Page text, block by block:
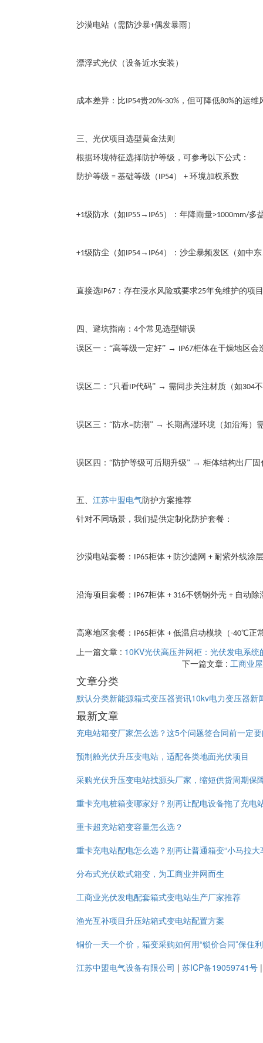
沙漠电站（需防沙暴+偶发暴雨）
漂浮式光伏（设备近水安装）
成本差异：比IP54贵20%-30% ，但可降低80%的运维
三、光伏项目选型黄金法则
根据环境特征选择防护等级，可参考以下公式：
防护等级 = 基础等级（ IP54） + 环境加权系数
+1级防水（如IP55→ IP65）：年降雨量>1000mm/多
+1级防尘（如IP54→ IP64）：沙尘暴频发区（如中
直接选IP67 ：存在浸水风险或要求25年免维护的项目
四、避坑指南： 4个常见选型错误
误区一： “高等级一定好” → IP67柜体在干燥地区会
误区二： “只看IP代码” → 需同步关注材质（如304
误区三： “防水=防潮” → 长期高湿环境（如沿海）
误区四： “防护等级可后期升级” → 柜体结构出厂
五、 江苏中盟电气防护方案推荐
针对不同场景，我们提供定制化防护套餐：
沙漠电站套餐： IP65柜体 + 防沙滤网 + 耐紫外线涂层
沿海项目套餐： IP67柜体 + 316不锈钢外壳 + 自动除
高寒地区套餐： IP65柜体 + 低温启动模块（-40℃正
上一篇文章 : 10KV光伏高压并网柜：光伏发电系统
下一篇文章 : 工商业
文章分类
默认分类新能源箱式变压器资讯10kv电力变压器新
最新文章
充电站箱变厂家怎么选？这5个问题签合同前一定
预制舱光伏升压变电站，适配各类地面光伏项目
采购光伏升压变电站找源头厂家，缩短供货周期保
重卡充电桩箱变哪家好？别再让配电设备拖了充电
重卡超充站箱变容量怎么选？
重卡充电站配电怎么选？别再让普通箱变“小马拉大
分布式光伏欧式箱变，为工商业并网而生
工商业光伏发电配套箱式变电站生产厂家推荐
渔光互补项目升压站箱式变电站配置方案
铜价一天一个价，箱变采购如何用“锁价合同”保住
江苏中盟电气设备有限公司 | 苏ICP备19059741号